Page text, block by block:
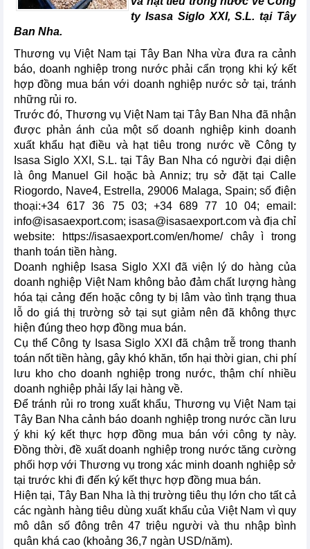
ty Isasa Siglo XXI, S.L. tại Tây
Ban Nha.
Thương vụ Việt Nam tại Tây Ban Nha vừa đưa ra cảnh
báo, doanh nghiệp trong nước phải cẩn trọng khi ký kết
hợp đồng mua bán với doanh nghiệp nước sở tại, tránh
những rủi ro.
Trước đó, Thương vụ Việt Nam tại Tây Ban Nha đã nhận
được phản ánh của một số doanh nghiệp kinh doanh
xuất khẩu hạt điều và hạt tiêu trong nước về Công ty
Isasa Siglo XXI, S.L. tại Tây Ban Nha có người đại diện
là ông Manuel Gil hoặc bà Anniz; trụ sở đặt tại Calle
Riogordo, Nave4, Estrella, 29006 Malaga, Spain; số điện
thoại:+34 617 36 75 03; ‪+34 689 77 10 04; email:
info@isasaexport.com; isasa@isasaexport.com và địa chỉ
website: https://isasaexport.com/en/home/ chây ì trong
thanh toán tiền hàng.
Doanh nghiệp Isasa Siglo XXI đã viện lý do hàng của
doanh nghiệp Việt Nam không bảo đảm chất lượng hàng
hóa tại cảng đến hoặc công ty bị lâm vào tình trạng thua
lỗ do giá thị trường sở tại sụt giảm nên đã không thực
hiện đúng theo hợp đồng mua bán.
Cụ thể Công ty Isasa Siglo XXI đã chậm trễ trong thanh
toán nốt tiền hàng, gây khó khăn, tổn hại thời gian, chi phí
lưu kho cho doanh nghiệp trong nước, thậm chí nhiều
doanh nghiệp phải lấy lại hàng về.
Để tránh rủi ro trong xuất khẩu, Thương vụ Việt Nam tại
Tây Ban Nha cảnh báo doanh nghiệp trong nước cần lưu
ý khi ký kết thực hợp đồng mua bán với công ty này.
Đồng thời, đề xuất doanh nghiệp trong nước tăng cường
phối hợp với Thương vụ trong xác minh doanh nghiệp sở
tại trước khi đi đến ký kết thực hợp đồng mua bán.
Hiện tại, Tây Ban Nha là thị trường tiêu thụ lớn cho tất cả
các ngành hàng tiêu dùng xuất khẩu của Việt Nam vì quy
mô dân số đông trên 47 triệu người và thu nhập bình
quân khá cao (khoảng 36,7 ngàn USD/năm).